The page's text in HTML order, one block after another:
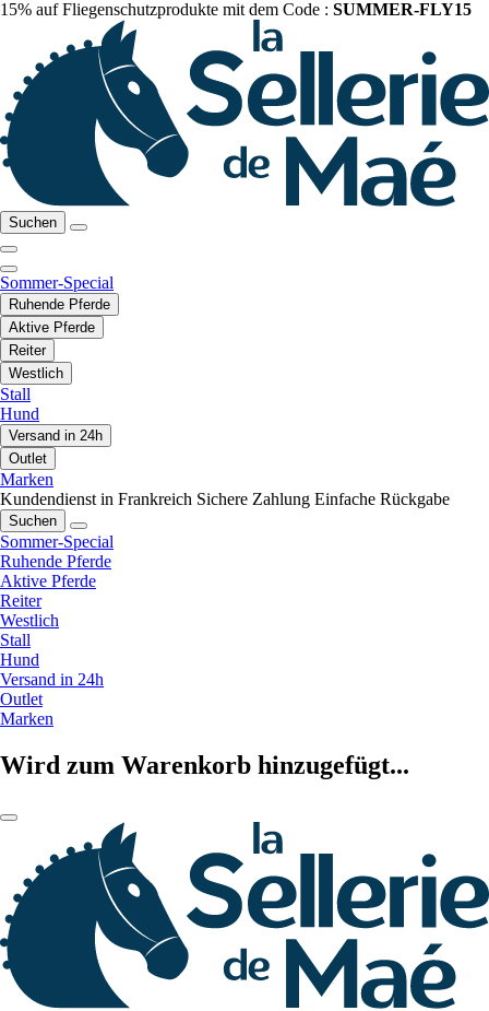
15% auf Fliegenschutzprodukte mit dem Code : SUMMER-FLY15
Suchen
Sommer-Special
Ruhende Pferde
Aktive Pferde
Reiter
Westlich
Stall
Hund
Versand in 24h
Outlet
Marken
Kundendienst in Frankreich Sichere Zahlung Einfache Rückgabe
Suchen
Sommer-Special
Ruhende Pferde
Aktive Pferde
Reiter
Westlich
Stall
Hund
Versand in 24h
Outlet
Marken
Wird zum Warenkorb hinzugefügt...